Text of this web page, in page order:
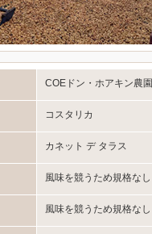
COEドン・ホアキン農園
コスタリカ
カネット デ タラス
風味を競うため規格なし
風味を競うため規格なし